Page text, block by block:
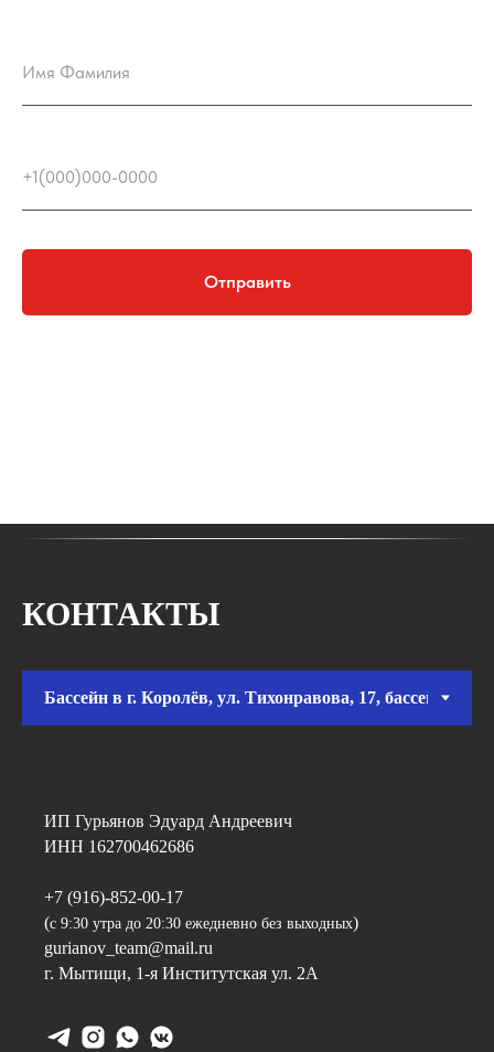
Отправить
КОНТАКТЫ
ИП Гурьянов Эдуард Андреевич
ИНН 162700462686
+7 (916)-852-00-17
(с 9:30 утра до 20:30 ежедневно без выходных)
gurianov_team@mail.ru
г. Мытищи, 1-я Институтская ул. 2А